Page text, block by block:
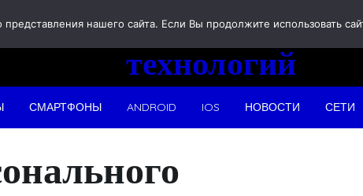
Новости
технологий
СМАРТФОНЫ ANDROID IOS НОВОСТИ СЕТИ
нашего сайта. Если Вы продолжите использовать